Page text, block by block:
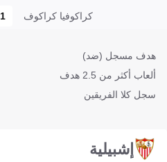
كراكوفيا كراكوف 1
هدف مسجل (ضد)
ألعاب أكثر من 2.5 هدف
سجل كلا الفريقين
إشبيلية